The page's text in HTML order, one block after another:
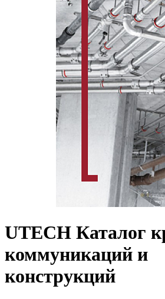
UTECH Каталог
коммуникаций и
конструкций